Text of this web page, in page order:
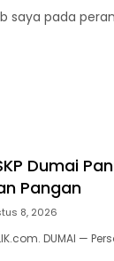
saya pada
Dumai
Pangan
8, 2026
DUMAI —